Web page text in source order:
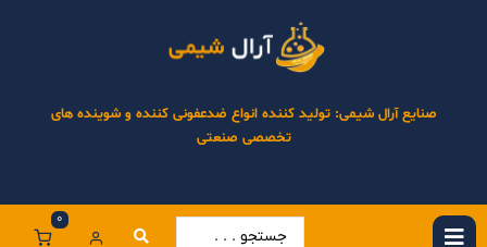
صنایع آرال شیمی: تولید کننده انواع ضدعفونی کننده و شوینده های
تخصصی صنعتی
0